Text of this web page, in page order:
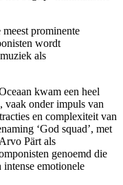
prominente
wordt
als
kwam een heel
vaak onder impuls van
en complexiteit van
‘God squad’, met
Pärt als
genoemd die
emotionele